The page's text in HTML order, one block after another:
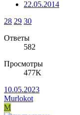
22.05.2014
28 29 30
Ответы
582
Просмотры
477K
10.05.2023
Murlokot
M